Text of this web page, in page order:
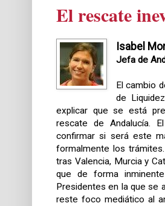
El rescate
Isabel
Jefa de
El cambio
de
explicar que se está
rescate de Andalucía.
confirmar si será este
formalmente los
tras Valencia, Murcia y
que de forma
Presidentes en la que se
reste foco mediático al